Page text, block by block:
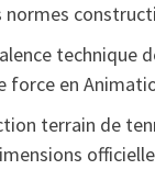
normes
technique
force en
terrain de